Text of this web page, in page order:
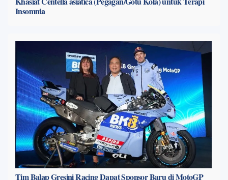
Insomnia
Tim Balap Gresini Racing Dapat Sponsor Baru di MotoGP